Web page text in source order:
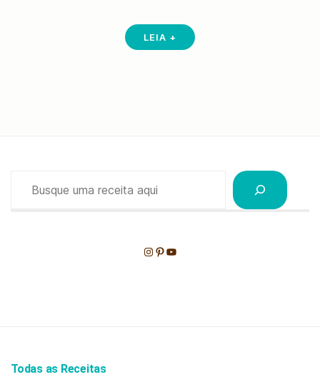
LEIA +
Instagram
Pinterest
Youtube
Todas as Receitas